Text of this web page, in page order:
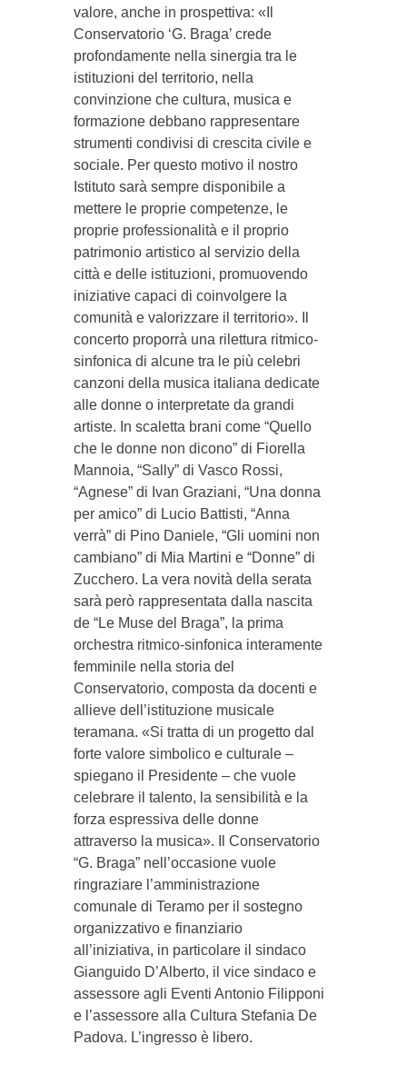
valore, anche in prospettiva: «Il
Conservatorio ‘G. Braga’ crede
profondamente nella sinergia tra le
istituzioni del territorio, nella
convinzione che cultura, musica e
formazione debbano rappresentare
strumenti condivisi di crescita civile e
sociale. Per questo motivo il nostro
Istituto sarà sempre disponibile a
mettere le proprie competenze, le
proprie professionalità e il proprio
patrimonio artistico al servizio della
città e delle istituzioni, promuovendo
iniziative capaci di coinvolgere la
comunità e valorizzare il territorio». Il
concerto proporrà una rilettura ritmico-
sinfonica di alcune tra le più celebri
canzoni della musica italiana dedicate
alle donne o interpretate da grandi
artiste. In scaletta brani come “Quello
che le donne non dicono” di Fiorella
Mannoia, “Sally” di Vasco Rossi,
“Agnese” di Ivan Graziani, “Una donna
per amico” di Lucio Battisti, “Anna
verrà” di Pino Daniele, “Gli uomini non
cambiano” di Mia Martini e “Donne” di
Zucchero. La vera novità della serata
sarà però rappresentata dalla nascita
de “Le Muse del Braga”, la prima
orchestra ritmico-sinfonica interamente
femminile nella storia del
Conservatorio, composta da docenti e
allieve dell’istituzione musicale
teramana. «Si tratta di un progetto dal
forte valore simbolico e culturale –
spiegano il Presidente – che vuole
celebrare il talento, la sensibilità e la
forza espressiva delle donne
attraverso la musica». Il Conservatorio
“G. Braga” nell’occasione vuole
ringraziare l’amministrazione
comunale di Teramo per il sostegno
organizzativo e finanziario
all’iniziativa, in particolare il sindaco
Gianguido D’Alberto, il vice sindaco e
assessore agli Eventi Antonio Filipponi
e l’assessore alla Cultura Stefania De
Padova. L’ingresso è libero.